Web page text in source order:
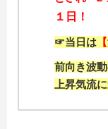
１日！
☞当日は
前向き波
上昇気流